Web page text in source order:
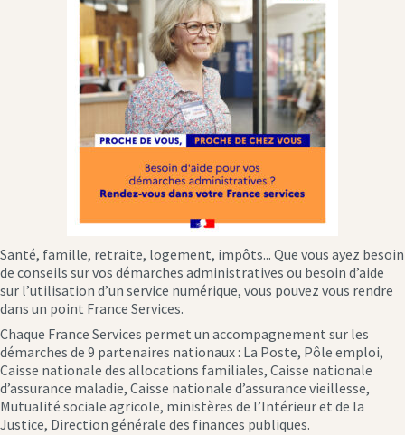
Santé, famille, retraite, logement, impôts... Que vous ayez besoin
de conseils sur vos démarches administratives ou besoin d’aide
sur l’utilisation d’un service numérique, vous pouvez vous rendre
dans un point France Services.
Chaque France Services permet un accompagnement sur les
démarches de 9 partenaires nationaux : La Poste, Pôle emploi,
Caisse nationale des allocations familiales, Caisse nationale
d’assurance maladie, Caisse nationale d’assurance vieillesse,
Mutualité sociale agricole, ministères de l’Intérieur et de la
Justice, Direction générale des finances publiques.